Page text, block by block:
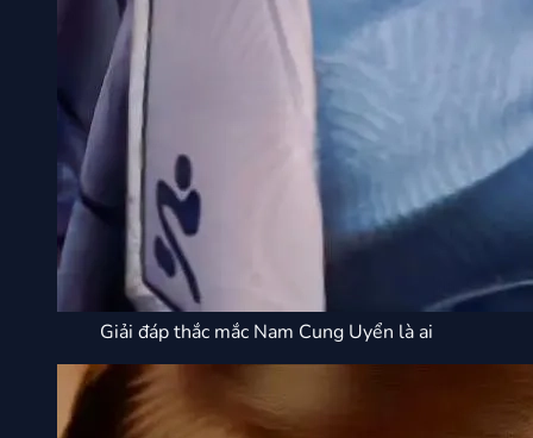
Giải đáp thắc mắc Nam Cung Uyển là ai